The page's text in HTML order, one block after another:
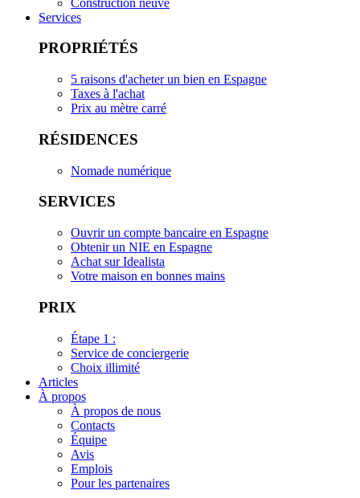
Services
PROPRIÉTÉS
5 raisons d'acheter un bien en Espagne
Taxes à l'achat
Prix au mètre carré
RÉSIDENCES
Nomade numérique
SERVICES
Ouvrir un compte bancaire en Espagne
Obtenir un NIE en Espagne
Achat sur Idealista
Votre maison en bonnes mains
PRIX
Étape 1 :
Service de conciergerie
Choix illimité
Articles
À propos
À propos de nous
Contacts
Équipe
Avis
Emplois
Pour les partenaires